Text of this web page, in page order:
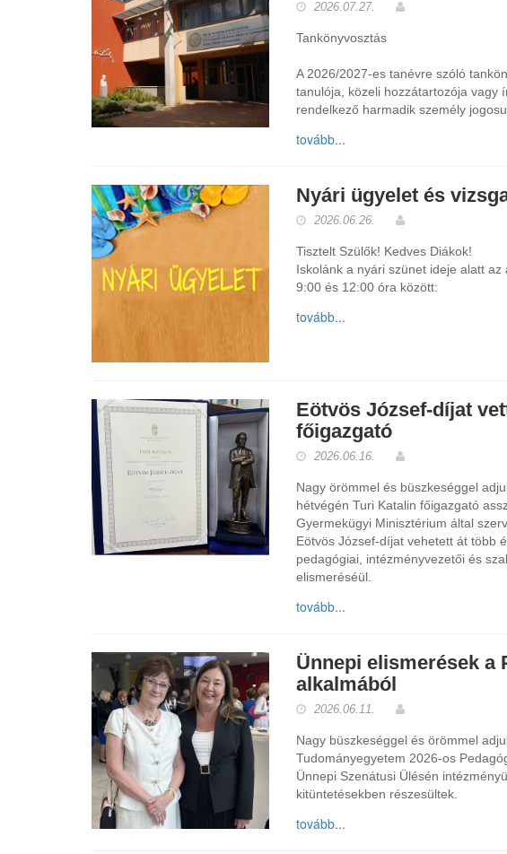
2026.07.27.
Tankönyvosztás
A 2026/2027-es tanévre szóló
tanulója, közeli hozzátartozója vagy
rendelkező harmadik személy
tovább...
Nyári ügyelet és
2026.06.26.
Tisztelt Szülők! Kedves Diákok!
Iskolánk a nyári szünet ideje alatt
9:00 és 12:00 óra között:
tovább...
Eötvös József-díjat
főigazgató
2026.06.16.
Nagy örömmel és büszkeséggel
hétvégén Turi Katalin főigazgató
Gyermekügyi Minisztérium által
Eötvös József-díjat vehetett át több
pedagógiai, intézményvezetői és
elismeréséül.
tovább...
Ünnepi elismerések a
alkalmából
2026.06.11.
Nagy büszkeséggel és örömmel
Tudományegyetem 2026-os
Ünnepi Szenátusi Ülésén
kitüntetésekben részesültek.
tovább...